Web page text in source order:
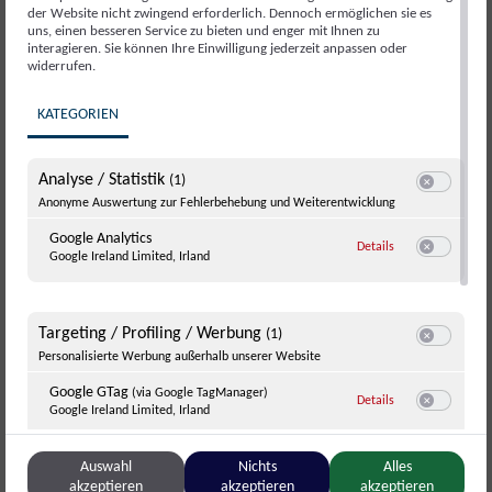
30. November
Es geht auf Weihnacht´ zuah´“, eine adventliche Stunde mit
Lenz Berger , Musi´ und Gsang
der Website nicht zwingend erforderlich. Dennoch ermöglichen sie es
uns, einen besseren Service zu bieten und enger mit Ihnen zu
interagieren. Sie können Ihre Einwilligung jederzeit anpassen oder
widerrufen.
KATEGORIEN
Analyse / Statistik (1)
Anonyme Auswertung zur Fehlerbehebung und Weiterentwicklung
Google Analytics
Google Ireland Limited, Irland
Details zu Google
Targeting / Profiling / Werbung (1)
Personalisierte Werbung außerhalb unserer Website
Google GTag (via Google TagManager)
Google Ireland Limited, Irland
Details zu Google GTag
Sonstige Inhalte
Auswahl
akzeptieren
Nichts
akzeptieren
Alles
akzeptieren